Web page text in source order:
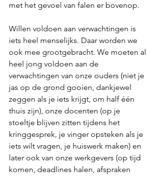
met het gevoel van falen er bovenop.
Willen voldoen aan verwachtingen is
iets heel menselijks. Daar worden we
ook mee grootgebracht. We moeten al
heel jong voldoen aan de
verwachtingen van onze ouders (niet je
jas op de grond gooien, dankjewel
zeggen als je iets krijgt, om half één
thuis zijn), onze docenten (op je
stoeltje blijven zitten tijdens het
kringgesprek, je vinger opsteken als je
iets wilt vragen, je huiswerk maken) en
later ook van onze werkgevers (op tijd
komen, deadlines halen, afspraken